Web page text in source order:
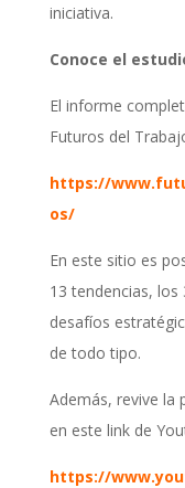
iniciativa.
Conoce el
El informe
Futuros del
https://
os/
En este sitio es
13 tendencias, los
desafíos
de todo tipo.
Además, revive la
en este link de
https://